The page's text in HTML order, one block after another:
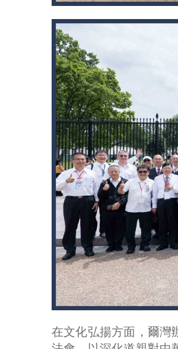
在文化弘揚方面，爾灣